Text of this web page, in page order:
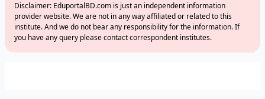
Disclaimer: EduportalBD.com is just an independent information
provider website. We are not in any way affiliated or related to this
institute. And we do not bear any responsibility for the information. If
you have any query please contact correspondent institutes.